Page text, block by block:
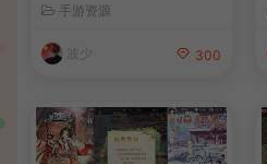
手游资源
波少 300